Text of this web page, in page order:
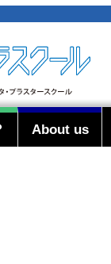
About us